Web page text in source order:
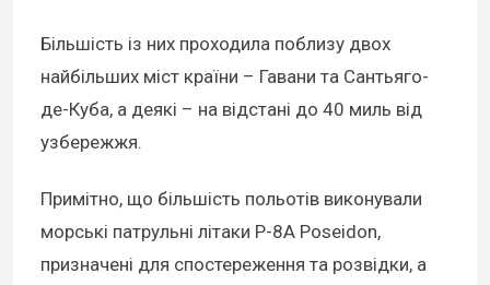
Більшість із них проходила поблизу двох
найбільших міст країни – Гавани та Сантьяго-
де-Куба, а деякі – на відстані до 40 миль від
узбережжя.
Примітно, що більшість польотів виконували
морські патрульні літаки P-8A Poseidon,
призначені для спостереження та розвідки, а